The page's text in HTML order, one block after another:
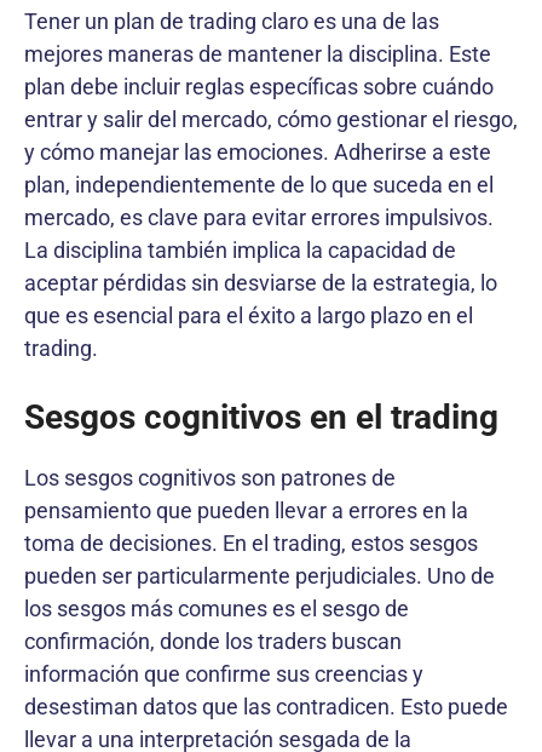
Tener un plan de trading claro es una de las
mejores maneras de mantener la disciplina. Este
plan debe incluir reglas específicas sobre cuándo
entrar y salir del mercado, cómo gestionar el riesgo,
y cómo manejar las emociones. Adherirse a este
plan, independientemente de lo que suceda en el
mercado, es clave para evitar errores impulsivos.
La disciplina también implica la capacidad de
aceptar pérdidas sin desviarse de la estrategia, lo
que es esencial para el éxito a largo plazo en el
trading.
Sesgos cognitivos en el trading
Los sesgos cognitivos son patrones de
pensamiento que pueden llevar a errores en la
toma de decisiones. En el trading, estos sesgos
pueden ser particularmente perjudiciales. Uno de
los sesgos más comunes es el sesgo de
confirmación, donde los traders buscan
información que confirme sus creencias y
desestiman datos que las contradicen. Esto puede
llevar a una interpretación sesgada de la